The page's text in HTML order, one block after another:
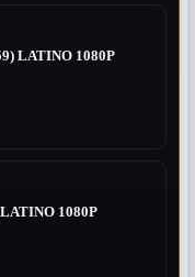
LATINO 1080P
1080P